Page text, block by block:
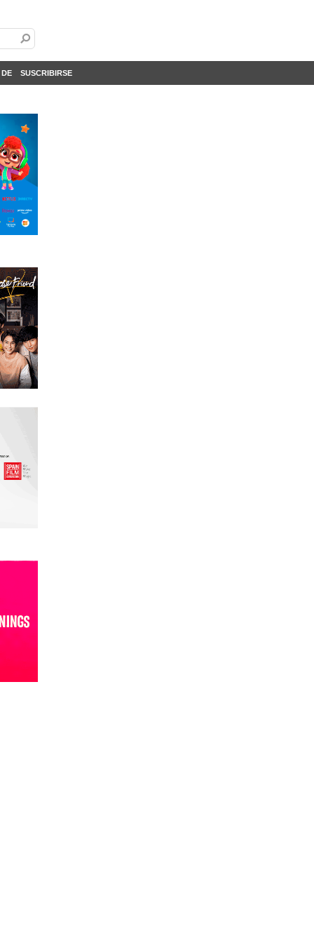
SUSCRIBIRSE